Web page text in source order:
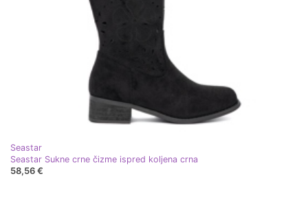
Seastar
Seastar Sukne crne čizme ispred koljena crna
58,56 €